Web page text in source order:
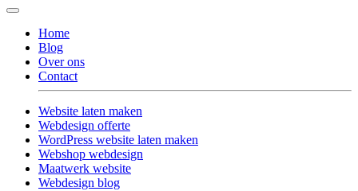
Home
Blog
Over ons
Contact
Website laten maken
Webdesign offerte
WordPress website laten maken
Webshop webdesign
Maatwerk website
Webdesign blog